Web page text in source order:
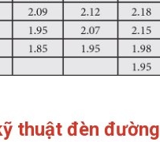
thuật đèn đường